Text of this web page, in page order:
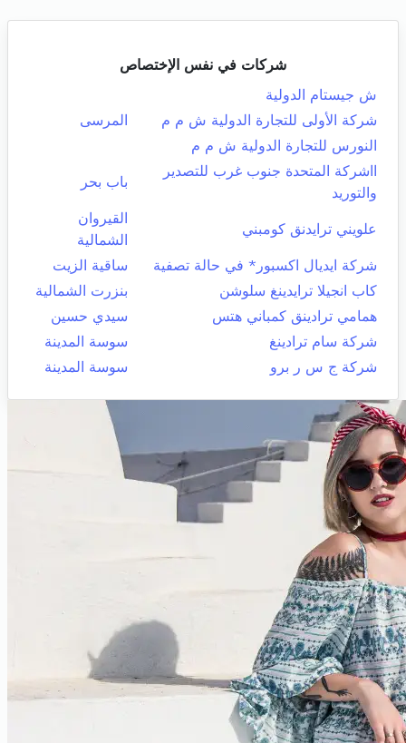
شركات في نفس الإختصاص
ش جيستام الدولية
شركة الأولى للتجارة الدولية ش م م
المرسى
النورس للتجارة الدولية ش م م
ااشركة المتحدة جنوب غرب للتصدير
والتوريد
باب بحر
علويني ترايدنق كومبني
القيروان
الشمالية
شركة ايديال اكسبور* في حالة تصفية
ساقية الزيت
كاب انجيلا ترايدينغ سلوشن
بنزرت الشمالية
همامي ترادينق كمباني هتس
سيدي حسين
شركة سام ترادينغ
سوسة المدينة
شركة ج س ر برو
سوسة المدينة